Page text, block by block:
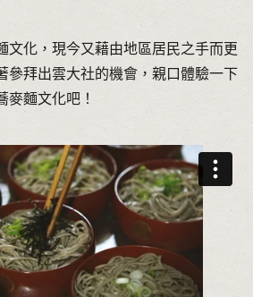
文化，現今又藉由地區居民之手而更
參拜出雲大社的機會，親口體驗一下
麥麵文化吧！